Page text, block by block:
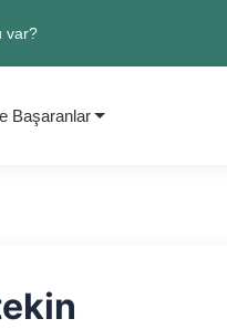
var?
Başaranlar